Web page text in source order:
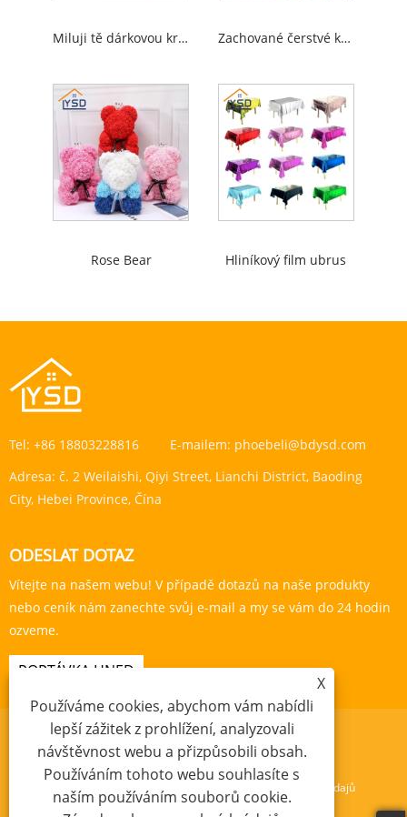
Miluji tě dárkovou krabici Zachované čerstvé květiny
Rose Bear Hliníkový film ubrus
Tel: +86 18803228816 E-mailem: phoebeli@bdysd.com
Adresa: č. 2 Weilaishi, Qiyi Street, Lianchi District, Baoding
City, Hebei Province, Čína
ODESLAT DOTAZ
Vítejte na našem webu! V případě dotazů na naše produkty
nebo ceník nám zanechte svůj e-mail a my se vám do 24 hodin
ozveme.
POPTÁVKA HNED
Links Sitemap RSS Zásady ochrany osobních údajů
X
Používáme cookies, abychom vám nabídli
lepší zážitek z prohlížení, analyzovali
návštěvnost webu a přizpůsobili obsah.
Používáním tohoto webu souhlasíte s
naším používáním souborů cookie.